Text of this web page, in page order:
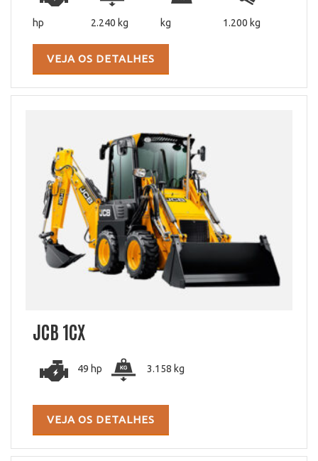
hp 2.240 kg kg 1.200 kg
VEJA OS DETALHES
JCB 1CX
49 hp 3.158 kg
VEJA OS DETALHES